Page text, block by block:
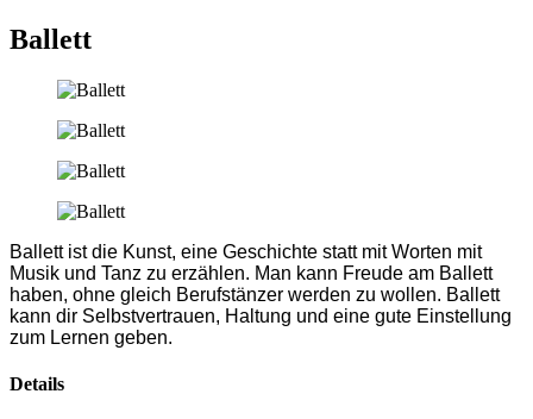
Ballett
Ballett ist die Kunst, eine Geschichte statt mit Worten mit
Musik und Tanz zu erzählen. Man kann Freude am Ballett
haben, ohne gleich Berufstänzer werden zu wollen. Ballett
kann dir Selbstvertrauen, Haltung und eine gute Einstellung
zum Lernen geben.
Details